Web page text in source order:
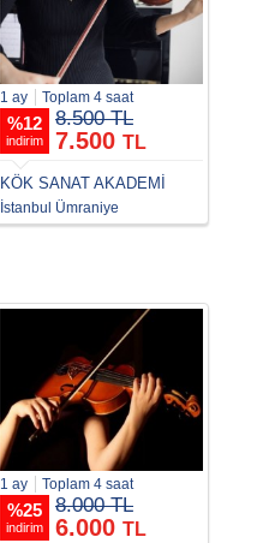
1 ay Toplam 4 saat
%12
indirim
8.500 TL
7.500 TL
KÖK SANAT AKADEMİ
İstanbul Ümraniye
1 ay Toplam 4 saat
%25
indirim
8.000 TL
6.000 TL